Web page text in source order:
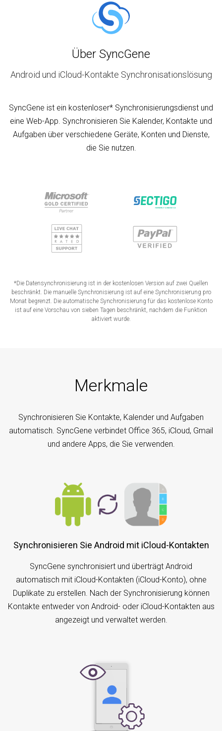
Über SyncGene
Android und iCloud-Kontakte Synchronisationslösung
SyncGene ist ein kostenloser* Synchronisierungsdienst und
eine Web-App. Synchronisieren Sie Kalender, Kontakte und
Aufgaben über verschiedene Geräte, Konten und Dienste,
die Sie nutzen.
*Die Datensynchronisierung ist in der kostenlosen Version auf zwei Quellen
beschränkt. Die manuelle Synchronisierung ist auf eine Synchronisierung pro
Monat begrenzt. Die automatische Synchronisierung für das kostenlose Konto
ist auf eine Vorschau von sieben Tagen beschränkt, nachdem die Funktion
aktiviert wurde.
Merkmale
Synchronisieren Sie Kontakte, Kalender und Aufgaben
automatisch. SyncGene verbindet Office 365, iCloud, Gmail
und andere Apps, die Sie verwenden.
Synchronisieren Sie Android mit iCloud-Kontakten
SyncGene synchronisiert und überträgt Android
automatisch mit iCloud-Kontakten (iCloud-Konto), ohne
Duplikate zu erstellen. Nach der Synchronisierung können
Kontakte entweder von Android- oder iCloud-Kontakten aus
angezeigt und verwaltet werden.